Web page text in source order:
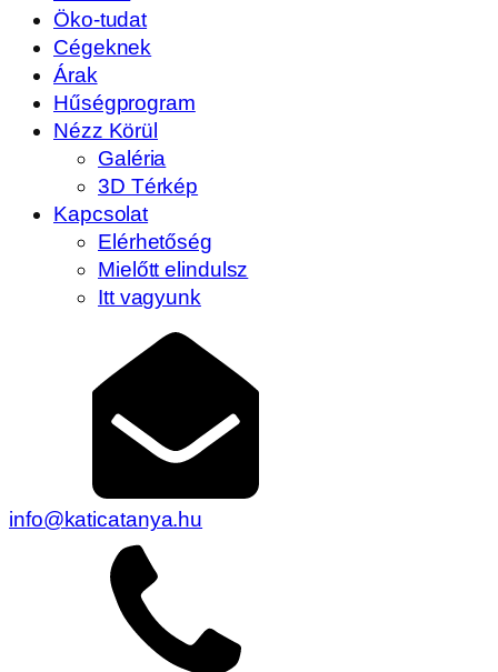
Öko-tudat
Cégeknek
Árak
Hűségprogram
Nézz Körül
Galéria
3D Térkép
Kapcsolat
Elérhetőség
Mielőtt elindulsz
Itt vagyunk
info@katicatanya.hu